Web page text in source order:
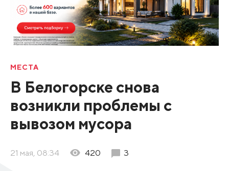
МЕСТА
В Белогорске снова
возникли проблемы с
вывозом мусора
21 мая, 08:34 420 3